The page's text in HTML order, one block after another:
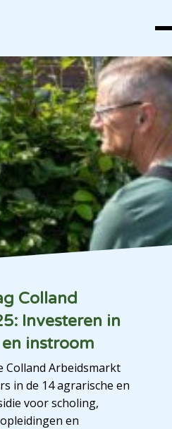
Colland
Investeren in
instroom
Colland Arbeidsmarkt
in de 14 agrarische en
voor scholing,
en